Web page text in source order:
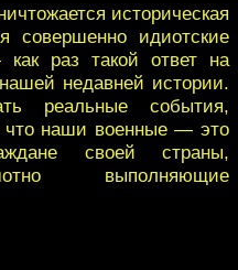
историческая
совершенно идиотские
раз такой ответ на
недавней истории.
реальные события,
что наши военные — это
своей страны,
выполняющие